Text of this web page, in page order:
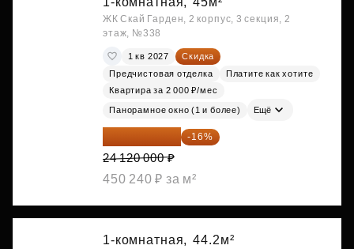
ЖК Скай Гарден, 2 корпус, 3 секция, 2
этаж, №338
1 кв 2027
Скидка
Предчистовая отделка
Платите как хотите
Квартира за 2 000 ₽/мес
Панорамное окно (1 и более) Ещё
20 260 800 ₽ -16%
24 120 000 ₽
450 240 ₽ за м²
1-комнатная, 44.2м²